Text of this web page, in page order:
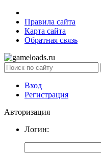
Правила сайта
Карта сайта
Обратная связь
Вход
Регистрация
Авторизация
Логин: